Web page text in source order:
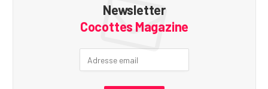
Newsletter
Cocottes Magazine